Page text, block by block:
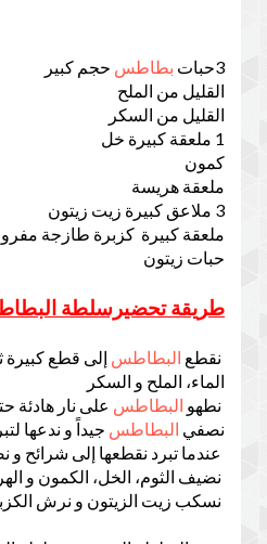
3حبات بطاطس حجم كبير
القليل من الملح
القليل من السكر
1 ملعقة كبيرة خل
كمون
ملعقة هريسة
3 ملاعق كبيرة زيت زيتون
ملعقة كبيرة كزبرة طازجة
حبات زيتون
طريقة تحضيرسلطة
نقطع البطاطس إلى قطع
الماء، الملح و السكر
نطهو البطاطس على نار هادئة
نصفي البطاطس جيداً و ندعها
عندما تبرد نقطعها إلى شرائح و
نضيف الثوم، الخل، الكمون و
نسكب زيت الزيتون و نرش